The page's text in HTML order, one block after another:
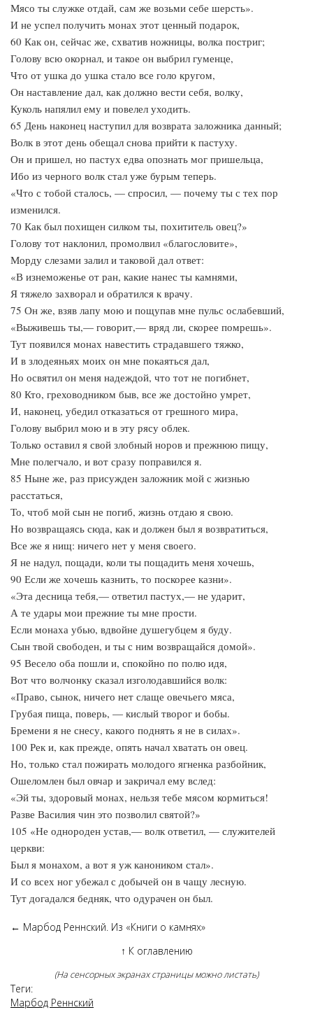
Мясо ты служке отдай, сам же возьми себе шерсть».
И не успел получить монах этот ценный подарок,
60 Как он, сейчас же, схватив ножницы, волка постриг;
Голову всю окорнал, и такое он выбрил гуменце,
Что от ушка до ушка стало все голо кругом,
Он наставление дал, как должно вести себя, волку,
Куколь напялил ему и повелел уходить.
65 День наконец наступил для возврата заложника данный;
Волк в этот день обещал снова прийти к пастуху.
Он и пришел, но пастух едва опознать мог пришельца,
Ибо из черного волк стал уже бурым теперь.
«Что с тобой сталось, — спросил, — почему ты с тех пор
изменился.
70 Как был похищен силком ты, похититель овец?»
Голову тот наклонил, промолвил «благословите»,
Морду слезами залил и таковой дал ответ:
«В изнеможенье от ран, какие нанес ты камнями,
Я тяжело захворал и обратился к врачу.
75 Он же, взяв лапу мою и пощупав мне пульс ослабевший,
«Выживешь ты,— говорит,— вряд ли, скорее помрешь».
Тут появился монах навестить страдавшего тяжко,
И в злодеяньях моих он мне покаяться дал,
Но освятил он меня надеждой, что тот не погибнет,
80 Кто, греховодником быв, все же достойно умрет,
И, наконец, убедил отказаться от грешного мира,
Голову выбрил мою и в эту рясу облек.
Только оставил я свой злобный норов и прежнюю пищу,
Мне полегчало, и вот сразу поправился я.
85 Ныне же, раз присужден заложник мой с жизнью
расстаться,
То, чтоб мой сын не погиб, жизнь отдаю я свою.
Но возвращаясь сюда, как и должен был я возвратиться,
Все же я нищ: ничего нет у меня своего.
Я не надул, пощади, коли ты пощадить меня хочешь,
90 Если же хочешь казнить, то поскорее казни».
«Эта десница тебя,— ответил пастух,— не ударит,
А те удары мои прежние ты мне прости.
Если монаха убью, вдвойне душегубцем я буду.
Сын твой свободен, и ты с ним возвращайся домой».
95 Весело оба пошли и, спокойно по полю идя,
Вот что волчонку сказал изголодавшийся волк:
«Право, сынок, ничего нет слаще овечьего мяса,
Грубая пища, поверь, — кислый творог и бобы.
Бремени я не снесу, какого поднять я не в силах».
100 Рек и, как прежде, опять начал хватать он овец.
Но, только стал пожирать молодого ягненка разбойник,
Ошеломлен был овчар и закричал ему вслед:
«Эй ты, здоровый монах, нельзя тебе мясом кормиться!
Разве Василия чин это позволил святой?»
105 «Не однороден устав,— волк ответил, — служителей
церкви:
Был я монахом, а вот я уж каноником стал».
И со всех ног убежал с добычей он в чащу лесную.
Тут догадался бедняк, что одурачен он был.
← Марбод Реннский. Из «Книги о камнях»
↑ К оглавлению
(На сенсорных экранах страницы можно листать)
Теги:
Марбод Реннский